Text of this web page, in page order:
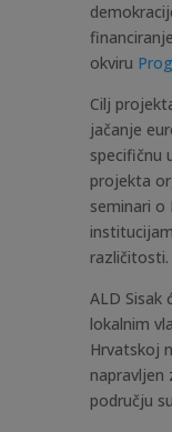
okviru
Cilj
jačanje
specifičnu
projekta
seminari o
različitosti.
ALD Sisak
lokalnim
Hrvatskoj
napravljen
području